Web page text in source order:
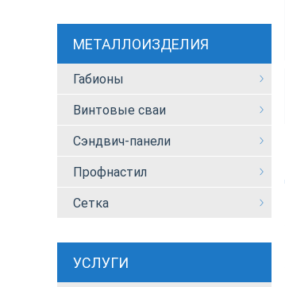
МЕТАЛЛОИЗДЕЛИЯ
Габионы
Винтовые сваи
Сэндвич-панели
Профнастил
Сетка
УСЛУГИ